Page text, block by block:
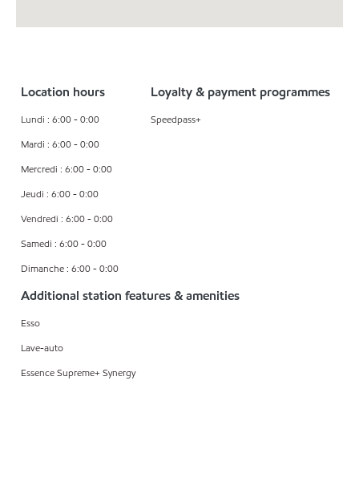
Location hours
Lundi : 6:00 - 0:00
Mardi : 6:00 - 0:00
Mercredi : 6:00 - 0:00
Jeudi : 6:00 - 0:00
Vendredi : 6:00 - 0:00
Samedi : 6:00 - 0:00
Dimanche : 6:00 - 0:00
Loyalty & payment programmes
Speedpass+
Additional station features & amenities
Esso
Lave-auto
Essence Supreme+ Synergy